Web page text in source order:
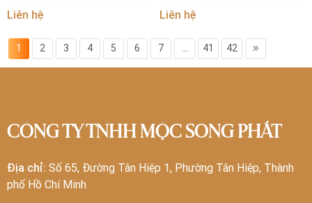
Liên hệ
Liên hệ
1 2 3 4 5 6 7 ... 41 42
CÔNG TY TNHH MỘC SONG PHÁT
Địa chỉ: Số 65, Đường Tân Hiệp 1, Phường Tân Hiệp, Thành
phố Hồ Chí Minh